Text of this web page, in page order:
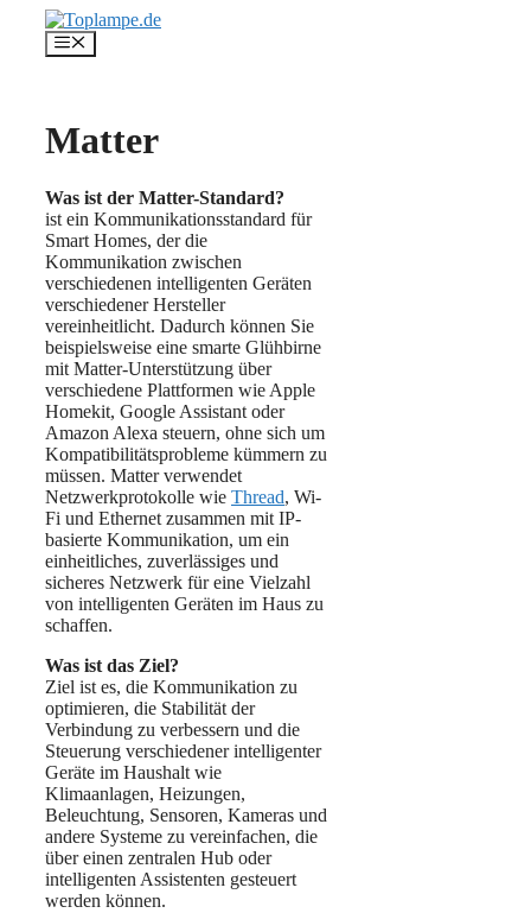
Inhalt
springen
Menü
Matter
Was ist der Matter-Standard?
ist ein Kommunikationsstandard für
Smart Homes, der die
Kommunikation zwischen
verschiedenen intelligenten Geräten
verschiedener Hersteller
vereinheitlicht. Dadurch können Sie
beispielsweise eine smarte Glühbirne
mit Matter-Unterstützung über
verschiedene Plattformen wie Apple
Homekit, Google Assistant oder
Amazon Alexa steuern, ohne sich um
Kompatibilitätsprobleme kümmern zu
müssen. Matter verwendet
Netzwerkprotokolle wie Thread, Wi-
Fi und Ethernet zusammen mit IP-
basierte Kommunikation, um ein
einheitliches, zuverlässiges und
sicheres Netzwerk für eine Vielzahl
von intelligenten Geräten im Haus zu
schaffen.
Was ist das Ziel?
Ziel ist es, die Kommunikation zu
optimieren, die Stabilität der
Verbindung zu verbessern und die
Steuerung verschiedener intelligenter
Geräte im Haushalt wie
Klimaanlagen, Heizungen,
Beleuchtung, Sensoren, Kameras und
andere Systeme zu vereinfachen, die
über einen zentralen Hub oder
intelligenten Assistenten gesteuert
werden können.